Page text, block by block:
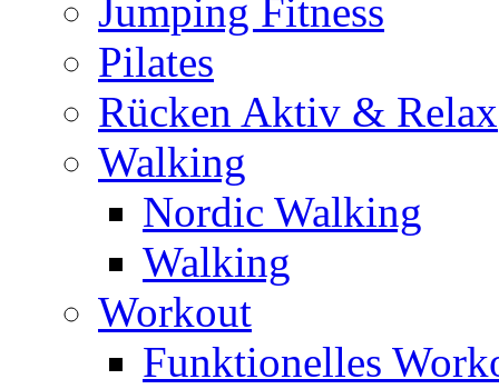
Jumping Fitness
Pilates
Rücken Aktiv & Relax
Walking
Nordic Walking
Walking
Workout
Funktionelles